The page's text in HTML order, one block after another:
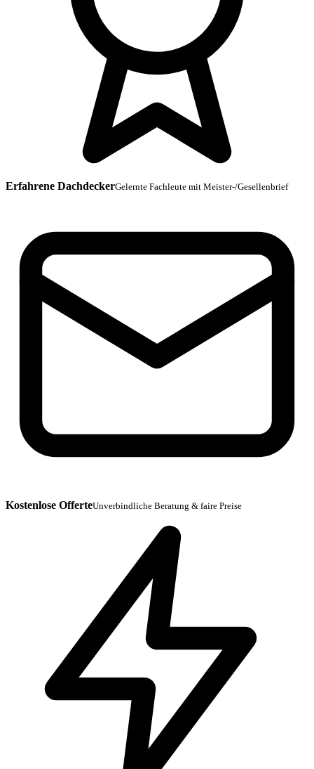
Erfahrene DachdeckerGelernte Fachleute mit Meister-/Gesellenbrief
Kostenlose OfferteUnverbindliche Beratung & faire Preise